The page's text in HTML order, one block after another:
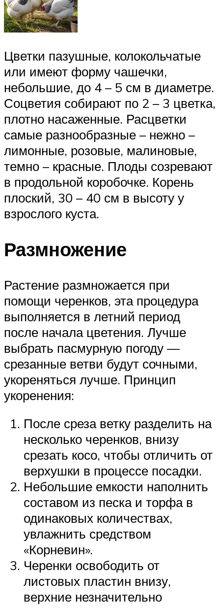
Цветки пазушные, колокольчатые
или имеют форму чашечки,
небольшие, до 4 – 5 см в диаметре.
Соцветия собирают по 2 – 3 цветка,
плотно насаженные. Расцветки
самые разнообразные – нежно –
лимонные, розовые, малиновые,
темно – красные. Плоды созревают
в продольной коробочке. Корень
плоский, 30 – 40 см в высоту у
взрослого куста.
Размножение
Растение размножается при
помощи черенков, эта процедура
выполняется в летний период
после начала цветения. Лучше
выбрать пасмурную погоду —
срезанные ветви будут сочными,
укореняться лучше. Принцип
укоренения:
После среза ветку разделить на
несколько черенков, внизу
срезать косо, чтобы отличить от
верхушки в процессе посадки.
Небольшие емкости наполнить
составом из песка и торфа в
одинаковых количествах,
увлажнить средством
«Корневин».
Черенки освободить от
листовых пластин внизу,
верхние незначительно